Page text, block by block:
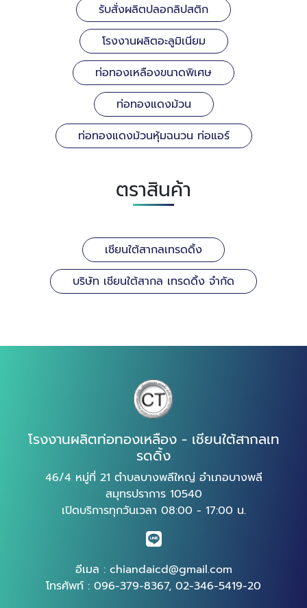
รับสั่งผลิตปลอกลิปสติก
โรงงานผลิตอะลูมิเนียม
ท่อทองเหลืองขนาดพิเศษ
ท่อทองแดงม้วน
ท่อทองแดงม้วนหุ้มฉนวน ท่อแอร์
ตราสินค้า
เชียนใต้สากลเทรดดิ้ง
บริษัท เชียนใต้สากล เทรดดิ้ง จำกัด
โรงงานผลิตท่อทองเหลือง - เชียนใต้สากลเท
รดดิ้ง
46/4 หมู่ที่ 21 ตำบลบางพลีใหญ่ อำเภอบางพลี
สมุทรปราการ 10540
เปิดบริการทุกวันเวลา 08:00 - 17:00 น.
อีเมล : chiandaicd@gmail.com
โทรศัพท์ : 096-379-8367, 02-346-5419-20